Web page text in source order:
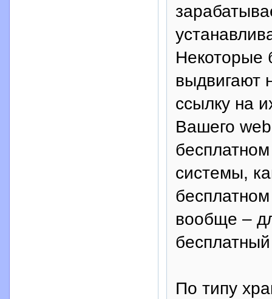
Некоторые
выдвигают
ссылку на
Вашего
системы,
вообще –
По типу